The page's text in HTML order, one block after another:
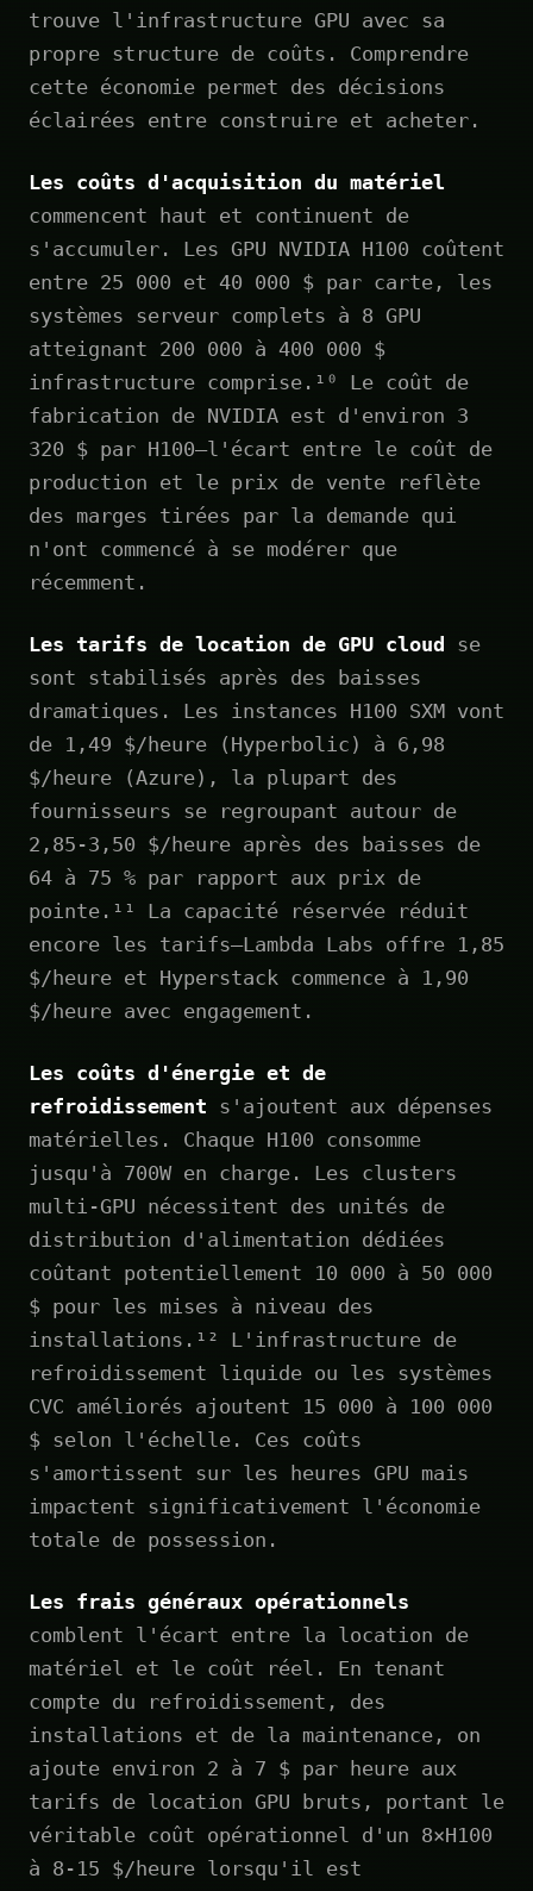
trouve l'infrastructure GPU avec sa
propre structure de coûts. Comprendre
cette économie permet des décisions
éclairées entre construire et acheter.
Les coûts d'acquisition du matériel
commencent haut et continuent de
s'accumuler. Les GPU NVIDIA H100 coûtent
entre 25 000 et 40 000 $ par carte, les
systèmes serveur complets à 8 GPU
atteignant 200 000 à 400 000 $
infrastructure comprise.¹⁰ Le coût de
fabrication de NVIDIA est d'environ 3
320 $ par H100—l'écart entre le coût de
production et le prix de vente reflète
des marges tirées par la demande qui
n'ont commencé à se modérer que
récemment.
Les tarifs de location de GPU cloud se
sont stabilisés après des baisses
dramatiques. Les instances H100 SXM vont
de 1,49 $/heure (Hyperbolic) à 6,98
$/heure (Azure), la plupart des
fournisseurs se regroupant autour de
2,85-3,50 $/heure après des baisses de
64 à 75 % par rapport aux prix de
pointe.¹¹ La capacité réservée réduit
encore les tarifs—Lambda Labs offre 1,85
$/heure et Hyperstack commence à 1,90
$/heure avec engagement.
Les coûts d'énergie et de
refroidissement s'ajoutent aux dépenses
matérielles. Chaque H100 consomme
jusqu'à 700W en charge. Les clusters
multi-GPU nécessitent des unités de
distribution d'alimentation dédiées
coûtant potentiellement 10 000 à 50 000
$ pour les mises à niveau des
installations.¹² L'infrastructure de
refroidissement liquide ou les systèmes
CVC améliorés ajoutent 15 000 à 100 000
$ selon l'échelle. Ces coûts
s'amortissent sur les heures GPU mais
impactent significativement l'économie
totale de possession.
Les frais généraux opérationnels
comblent l'écart entre la location de
matériel et le coût réel. En tenant
compte du refroidissement, des
installations et de la maintenance, on
ajoute environ 2 à 7 $ par heure aux
tarifs de location GPU bruts, portant le
véritable coût opérationnel d'un 8×H100
à 8-15 $/heure lorsqu'il est